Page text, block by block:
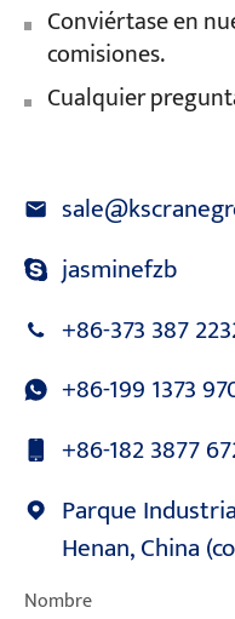
Conviértase en
comisiones.
Cualquier
jasminefzb
+86-373 387
+86-199 1373
+86-182 3877
Parque
Henan, China
Nombre